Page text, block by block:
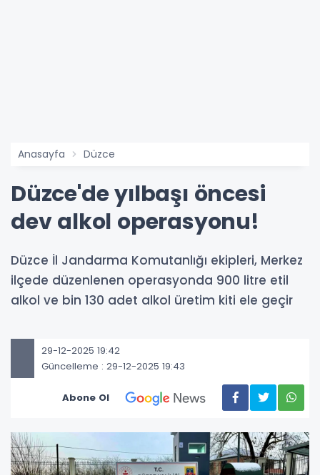
Anasayfa Düzce
Düzce'de yılbaşı öncesi
dev alkol operasyonu!
Düzce İl Jandarma Komutanlığı ekipleri, Merkez
ilçede düzenlenen operasyonda 900 litre etil
alkol ve bin 130 adet alkol üretim kiti ele geçir
29-12-2025 19:42
Güncelleme : 29-12-2025 19:43
Abone Ol